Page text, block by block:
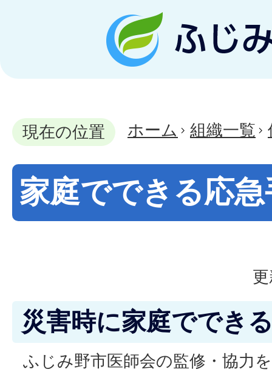
現在の位置 ホーム 組織一覧
家庭でできる応
災害時に家庭ででき
ふじみ野市医師会の監修・協力